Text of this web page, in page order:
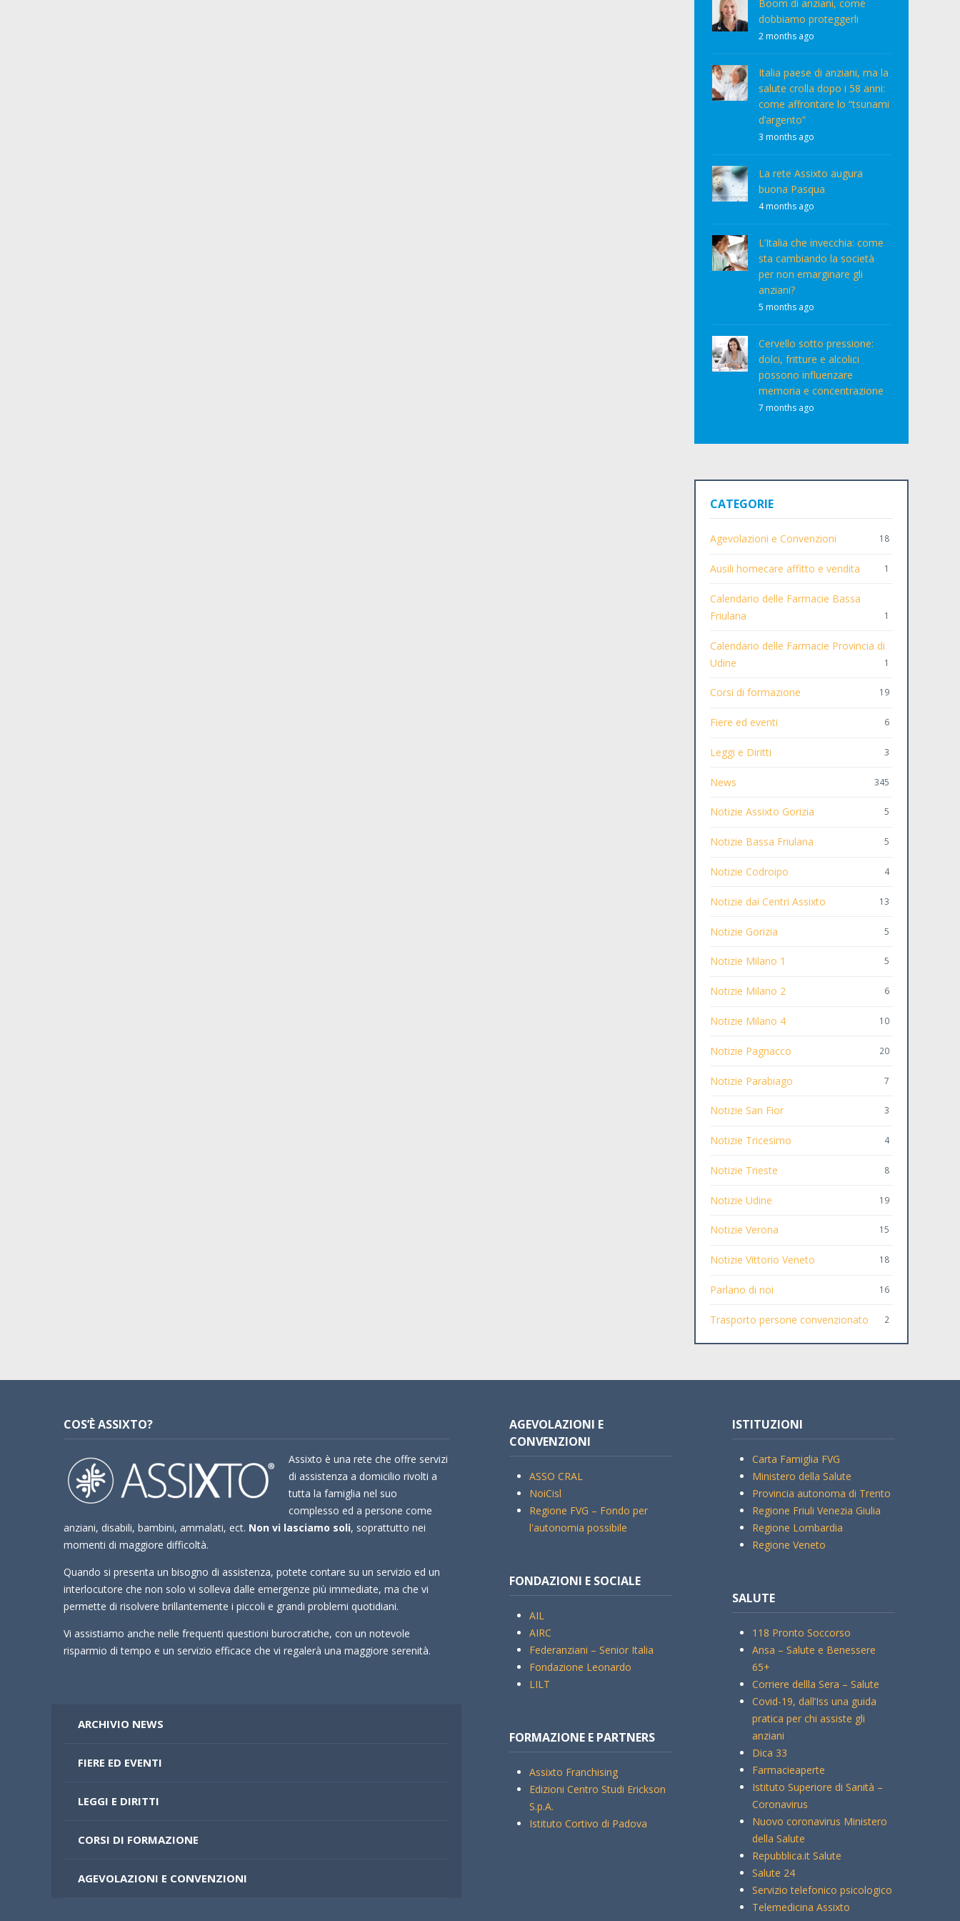
Boom di anziani, come
dobbiamo proteggerli
2 months ago
Italia paese di anziani, ma la
salute crolla dopo i 58 anni:
come affrontare lo “tsunami
d’argento”
3 months ago
La rete Assixto augura
buona Pasqua
4 months ago
L’Italia che invecchia: come
sta cambiando la società
per non emarginare gli
anziani?
5 months ago
Cervello sotto pressione:
dolci, fritture e alcolici
possono influenzare
memoria e concentrazione
7 months ago
CATEGORIE
Agevolazioni e Convenzioni 18
Ausili homecare affitto e vendita 1
Calendario delle Farmacie Bassa
Friulana
1
Calendario delle Farmacie Provincia di
Udine
1
Corsi di formazione 19
Fiere ed eventi 6
Leggi e Diritti 3
News 345
Notizie Assixto Gorizia 5
Notizie Bassa Friulana 5
Notizie Codroipo 4
Notizie dai Centri Assixto 13
Notizie Gorizia 5
Notizie Milano 1 5
Notizie Milano 2 6
Notizie Milano 4 10
Notizie Pagnacco 20
Notizie Parabiago 7
Notizie San Fior 3
Notizie Tricesimo 4
Notizie Trieste 8
Notizie Udine 19
Notizie Verona 15
Notizie Vittorio Veneto 18
Parlano di noi 16
Trasporto persone convenzionato 2
COS’È ASSIXTO?
Assixto è una rete che offre servizi
di assistenza a domicilio rivolti a
tutta la famiglia nel suo
complesso ed a persone come
anziani, disabili, bambini, ammalati, ect. Non vi lasciamo soli, soprattutto nei
momenti di maggiore difficoltà.
Quando si presenta un bisogno di assistenza, potete contare su un servizio ed un
interlocutore che non solo vi solleva dalle emergenze più immediate, ma che vi
permette di risolvere brillantemente i piccoli e grandi problemi quotidiani.
Vi assistiamo anche nelle frequenti questioni burocratiche, con un notevole
risparmio di tempo e un servizio efficace che vi regalerà una maggiore serenità.
ARCHIVIO NEWS
FIERE ED EVENTI
LEGGI E DIRITTI
CORSI DI FORMAZIONE
AGEVOLAZIONI E CONVENZIONI
AGEVOLAZIONI E
CONVENZIONI
ASSO CRAL
NoiCisl
Regione FVG – Fondo per
l'autonomia possibile
FONDAZIONI E SOCIALE
AIL
AIRC
Federanziani – Senior Italia
Fondazione Leonardo
LILT
FORMAZIONE E PARTNERS
Assixto Franchising
Edizioni Centro Studi Erickson
S.p.A.
Istituto Cortivo di Padova
ISTITUZIONI
Carta Famiglia FVG
Ministero della Salute
Provincia autonoma di Trento
Regione Friuli Venezia Giulia
Regione Lombardia
Regione Veneto
SALUTE
118 Pronto Soccorso
Ansa – Salute e Benessere
65+
Corriere dellla Sera – Salute
Covid-19, dall’Iss una guida
pratica per chi assiste gli
anziani
Dica 33
Farmacieaperte
Istituto Superiore di Sanità –
Coronavirus
Nuovo coronavirus Ministero
della Salute
Repubblica.it Salute
Salute 24
Servizio telefonico psicologico
Telemedicina Assixto